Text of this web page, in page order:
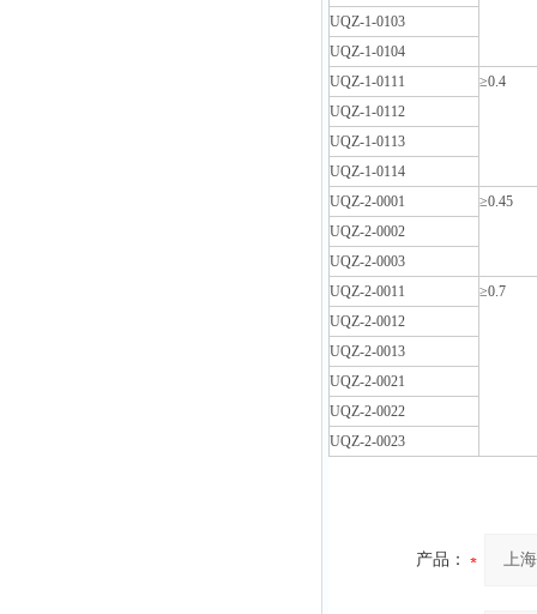
UQZ-1-0103
UQZ-1-0104
UQZ-1-0111
≥0.4
UQZ-1-0112
UQZ-1-0113
UQZ-1-0114
UQZ-2-0001
≥0.45
UQZ-2-0002
UQZ-2-0003
UQZ-2-0011
≥0.7
UQZ-2-0012
UQZ-2-0013
UQZ-2-0021
UQZ-2-0022
UQZ-2-0023
产品：